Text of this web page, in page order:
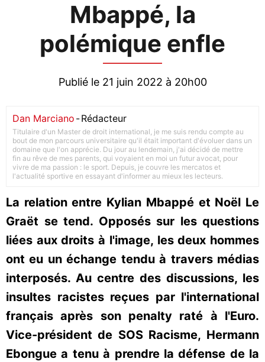
Mbappé, la
polémique enfle
Publié le 21 juin 2022 à 20h00
Dan Marciano -Rédacteur
Titulaire d'un Master de droit international, je me suis rendu compte au
bout de mon parcours universitaire qu'il était important d'évoluer dans un
domaine que l'on apprécie. Du jour au lendemain, j'ai décidé de mettre
fin au rêve de mes parents, qui voyaient en moi un futur avocat, pour
vivre de ma passion : le sport. Depuis, je couvre les mercatos et
l'actualité sportive en essayant d'informer au mieux les lecteurs.
La relation entre Kylian Mbappé et Noël Le
Graët se tend. Opposés sur les questions
liées aux droits à l'image, les deux hommes
ont eu un échange tendu à travers médias
interposés. Au centre des discussions, les
insultes racistes reçues par l'international
français après son penalty raté à l'Euro.
Vice-président de SOS Racisme, Hermann
Ebongue a tenu à prendre la défense de la